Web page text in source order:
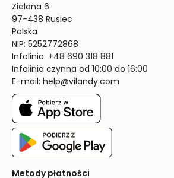
Zielona 6
97-438 Rusiec
Polska
NIP: 5252772868
Infolinia: +48 690 318 881
Infolinia czynna od 10:00 do 16:00
E-mail: help@vilandy.com
Metody płatności